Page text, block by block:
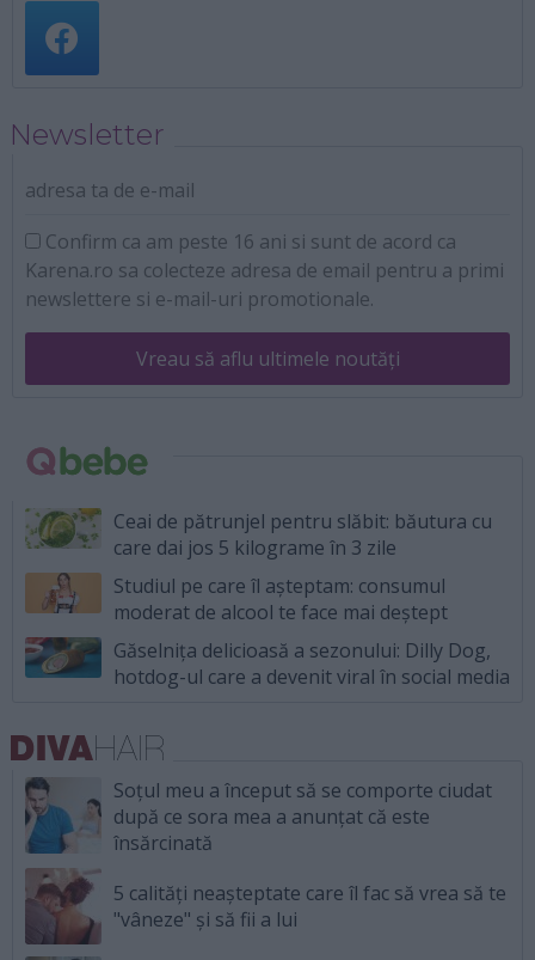
Newsletter
adresa ta de e-mail
Confirm ca am peste 16 ani si sunt de acord ca
Karena.ro sa colecteze adresa de email pentru a primi
newslettere si e-mail-uri promotionale.
Vreau să aflu ultimele noutăți
Ceai de pătrunjel pentru slăbit: băutura cu
care dai jos 5 kilograme în 3 zile
Studiul pe care îl așteptam: consumul
moderat de alcool te face mai deștept
Găselnița delicioasă a sezonului: Dilly Dog,
hotdog-ul care a devenit viral în social media
Soțul meu a început să se comporte ciudat
după ce sora mea a anunțat că este
însărcinată
5 calități neașteptate care îl fac să vrea să te
"vâneze" și să fii a lui